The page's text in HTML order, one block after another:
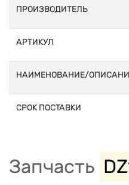
ПРОИЗВОДИТЕЛЬ
АРТИКУЛ
НАИМЕНОВАНИЕ/
СРОК ПОСТАВКИ
Запчасть